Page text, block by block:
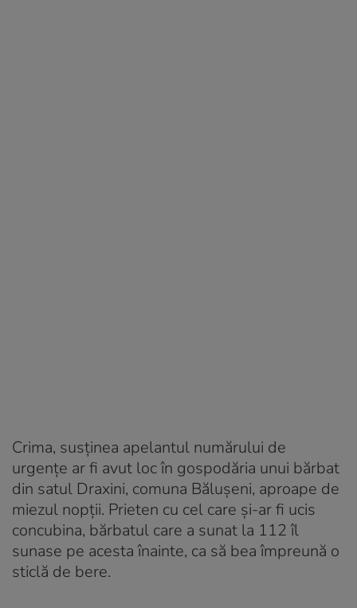
Crima, susținea apelantul numărului de
urgențe ar fi avut loc în gospodăria unui bărbat
din satul Draxini, comuna Bălușeni, aproape de
miezul nopții. Prieten cu cel care și-ar fi ucis
concubina, bărbatul care a sunat la 112 îl
sunase pe acesta înainte, ca să bea împreună o
sticlă de bere.